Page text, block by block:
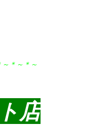
＊～＊～
店